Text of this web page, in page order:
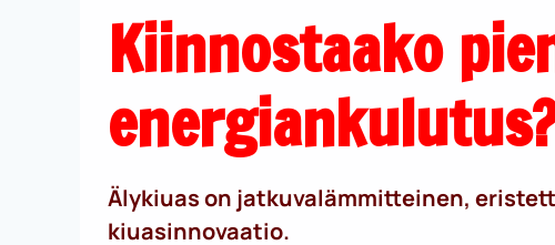
Kiinnostaako
Älykiuas on jatkuvalämmitteinen,
kiuasinnovaatio.